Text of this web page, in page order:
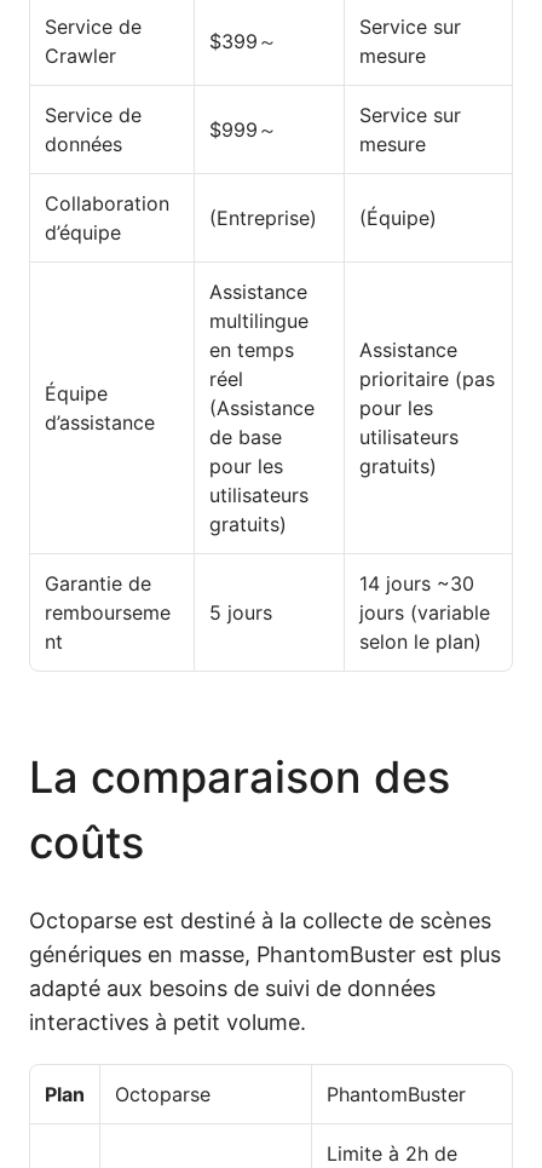
Service de
Crawler
$399～
Service sur
mesure
Service de
données
$999～
Service sur
mesure
Collaboration
d’équipe
(Entreprise) (Équipe)
Équipe
d’assistance
Assistance
multilingue
en temps
réel
(Assistance
de base
pour les
utilisateurs
gratuits)
Assistance
prioritaire (pas
pour les
utilisateurs
gratuits)
Garantie de
rembourseme
nt
5 jours
14 jours ~30
jours (variable
selon le plan)
La comparaison des
coûts
Octoparse est destiné à la collecte de scènes
génériques en masse, PhantomBuster est plus
adapté aux besoins de suivi de données
interactives à petit volume.
Plan Octoparse PhantomBuster
Limite à 2h de